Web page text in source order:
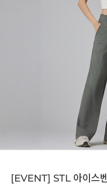
[EVENT] STL 아이스